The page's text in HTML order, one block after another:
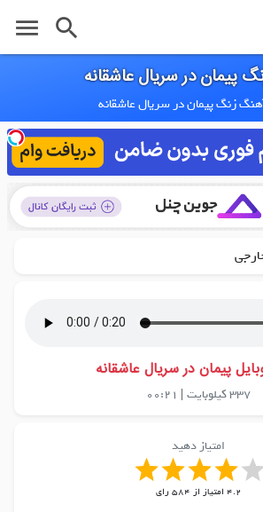
search
menu
پیمان در سریال عاشقانه
زنگ پیمان در سریال عاشقانه
پیمان در سریال عاشقانه
337 کیلوبایت |
00:21
امتیاز دهید
4.2 امتیاز از 584رای